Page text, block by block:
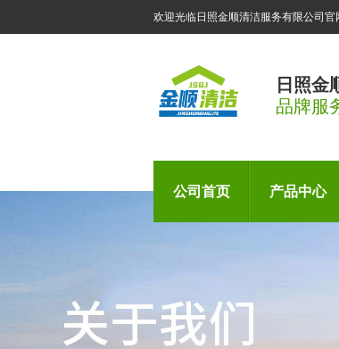
欢迎光临日照金顺清洁服务有限公司官
日照金
品牌服
公司首页 产品中心